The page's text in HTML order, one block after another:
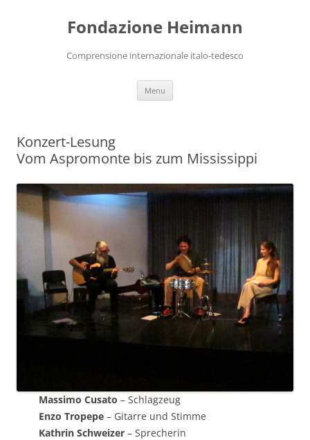
Fondazione Heimann
Comprensione internazionale italo-tedesco
Menu
Konzert-Lesung
Vom Aspromonte bis zum Mississippi
Massimo Cusato – Schlagzeug
Enzo Tropepe – Gitarre und Stimme
Kathrin Schweizer – Sprecherin